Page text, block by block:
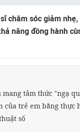
chăm sóc giảm
năng đồng hành
mang tâm thức "ngạ
của trẻ em bằng thực
số